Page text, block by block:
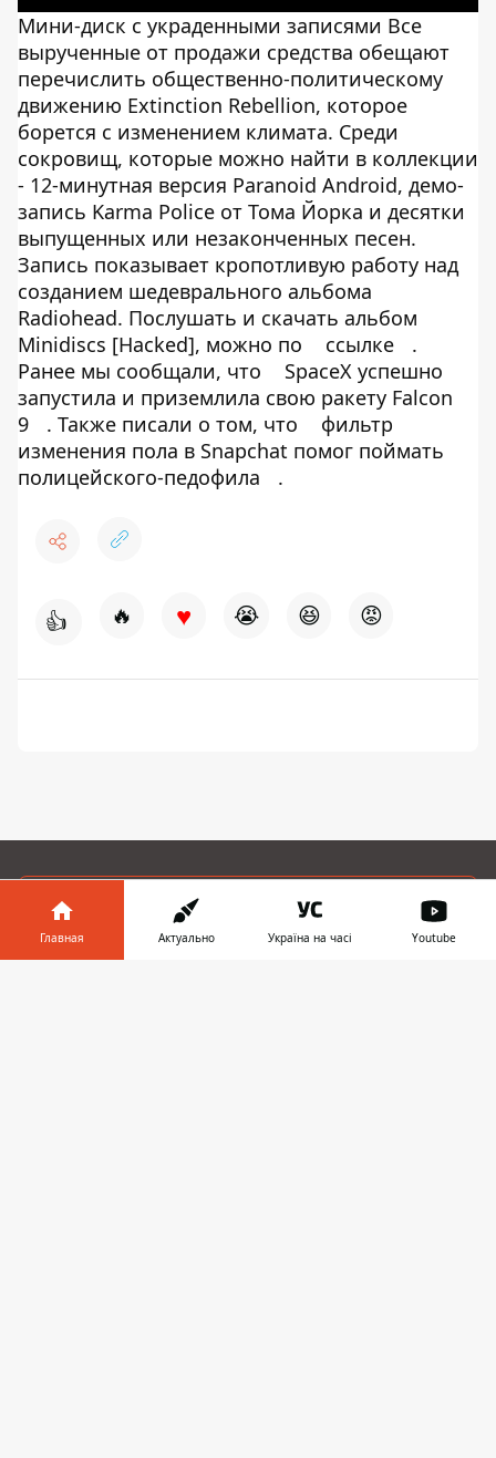
Мини-диск с украденными записями Все
вырученные от продажи средства обещают
перечислить общественно-политическому
движению Extinction Rebellion, которое
борется с изменением климата. Среди
сокровищ, которые можно найти в коллекции
- 12-минутная версия Paranoid Android, демо-
запись Karma Police от Тома Йорка и десятки
выпущенных или незаконченных песен.
Запись показывает кропотливую работу над
созданием шедеврального альбома
Radiohead. Послушать и скачать альбом
Minidiscs [Hacked], можно по
ссылке
.
Ранее мы сообщали, что
SpaceX успешно
запустила и приземлила свою ракету Falcon
9
. Также писали о том, что
фильтр
изменения пола в Snapchat помог поймать
полицейского-педофила
.
👍 🔥 ♥ 😭 😆 😡
ПРЕДЛОЖИТЬ НОВОСТЬ
Мир
Главная Актуально Україна на часі Youtube